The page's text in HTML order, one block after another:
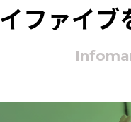
ハイファイ